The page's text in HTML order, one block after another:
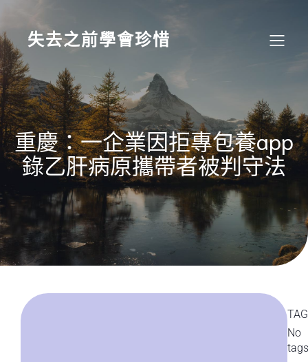
content
失去之前學會珍惜
重慶：一企業因拒專包養app
錄乙肝病原攜帶者被判守法
No
tags